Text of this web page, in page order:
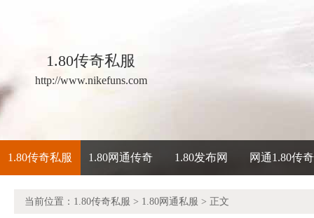
1.80传奇私服
http://www.nikefuns.com
1.80传奇私服 1.80网通传奇 1.80发布网 网通1.80传奇
当前位置： 1.80传奇私服 > 1.80网通私服 > 正文